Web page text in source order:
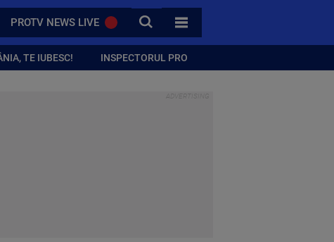
PROTV NEWS LIVE CAUTA
TOATE CATEGORIILE
TE IUBESC! INSPECTORUL PRO